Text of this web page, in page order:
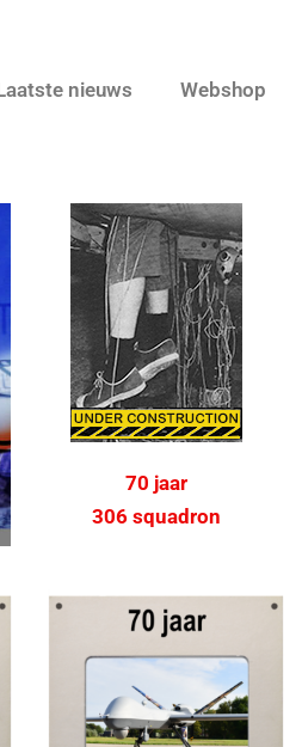
nieuws Webshop
70 jaar
306 squadron